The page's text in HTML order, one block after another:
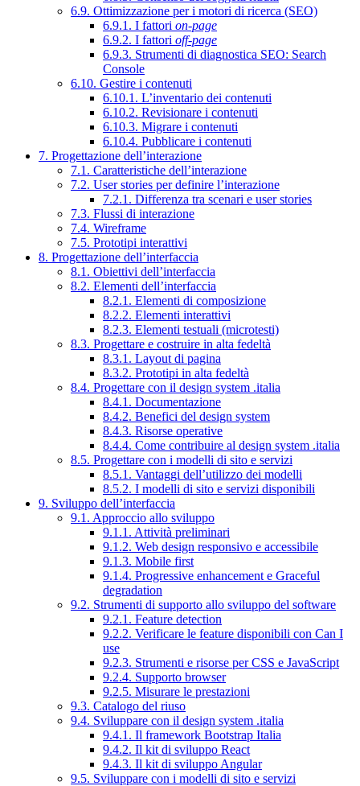
6.9. Ottimizzazione per i motori di ricerca (SEO)
6.9.1. I fattori on-page
6.9.2. I fattori off-page
6.9.3. Strumenti di diagnostica SEO: Search
Console
6.10. Gestire i contenuti
6.10.1. L’inventario dei contenuti
6.10.2. Revisionare i contenuti
6.10.3. Migrare i contenuti
6.10.4. Pubblicare i contenuti
7. Progettazione dell’interazione
7.1. Caratteristiche dell’interazione
7.2. User stories per definire l’interazione
7.2.1. Differenza tra scenari e user stories
7.3. Flussi di interazione
7.4. Wireframe
7.5. Prototipi interattivi
8. Progettazione dell’interfaccia
8.1. Obiettivi dell’interfaccia
8.2. Elementi dell’interfaccia
8.2.1. Elementi di composizione
8.2.2. Elementi interattivi
8.2.3. Elementi testuali (microtesti)
8.3. Progettare e costruire in alta fedeltà
8.3.1. Layout di pagina
8.3.2. Prototipi in alta fedeltà
8.4. Progettare con il design system .italia
8.4.1. Documentazione
8.4.2. Benefici del design system
8.4.3. Risorse operative
8.4.4. Come contribuire al design system .italia
8.5. Progettare con i modelli di sito e servizi
8.5.1. Vantaggi dell’utilizzo dei modelli
8.5.2. I modelli di sito e servizi disponibili
9. Sviluppo dell’interfaccia
9.1. Approccio allo sviluppo
9.1.1. Attività preliminari
9.1.2. Web design responsivo e accessibile
9.1.3. Mobile first
9.1.4. Progressive enhancement e Graceful
degradation
9.2. Strumenti di supporto allo sviluppo del software
9.2.1. Feature detection
9.2.2. Verificare le feature disponibili con Can I
use
9.2.3. Strumenti e risorse per CSS e JavaScript
9.2.4. Supporto browser
9.2.5. Misurare le prestazioni
9.3. Catalogo del riuso
9.4. Sviluppare con il design system .italia
9.4.1. Il framework Bootstrap Italia
9.4.2. Il kit di sviluppo React
9.4.3. Il kit di sviluppo Angular
9.5. Sviluppare con i modelli di sito e servizi